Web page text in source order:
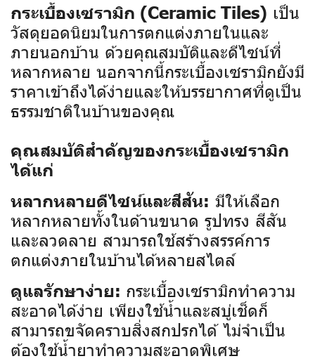
กระเบื้องเซรามิก (Ceramic Tiles) เป็น
วัสดุยอดนิยมในการตกแต่งภายในและ
ภายนอกบ้าน ด้วยคุณสมบัติและดีไซน์ที่
หลากหลาย นอกจากนี้กระเบื้องเซรามิกยังมี
ราคาเข้าถึงได้ง่ายและให้บรรยากาศที่ดูเป็น
ธรรมชาติในบ้านของคุณ
คุณสมบัติสำคัญของกระเบื้องเซรามิก
ได้แก่
หลากหลายดีไซน์และสีสัน: มีให้เลือก
หลากหลายทั้งในด้านขนาด รูปทรง สีสัน
และลวดลาย สามารถใช้สร้างสรรค์การ
ตกแต่งภายในบ้านได้หลายสไตล์
ดูแลรักษาง่าย: กระเบื้องเซรามิกทำความ
สะอาดได้ง่าย เพียงใช้น้ำและสบู่เช็ดก็
สามารถขจัดคราบสิ่งสกปรกได้ ไม่จำเป็น
ต้องใช้น้ำยาทำความสะอาดพิเศษ